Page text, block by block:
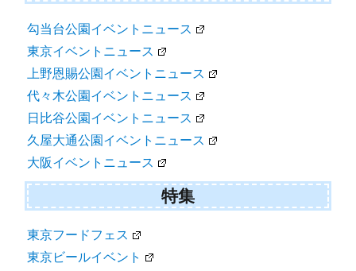
勾当台公園イベントニュース
東京イベントニュース
上野恩賜公園イベントニュース
代々木公園イベントニュース
日比谷公園イベントニュース
久屋大通公園イベントニュース
大阪イベントニュース
特集
東京フードフェス
東京ビールイベント